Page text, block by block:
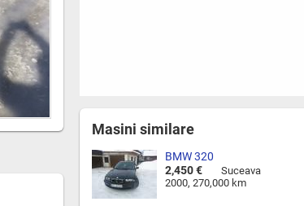
Masini similare
BMW 320
2,450 €
Suceava
2000, 270,000 km